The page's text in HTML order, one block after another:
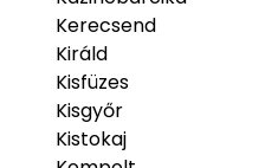
Kerecsend
Királd
Kisfüzes
Kisgyőr
Kistokaj